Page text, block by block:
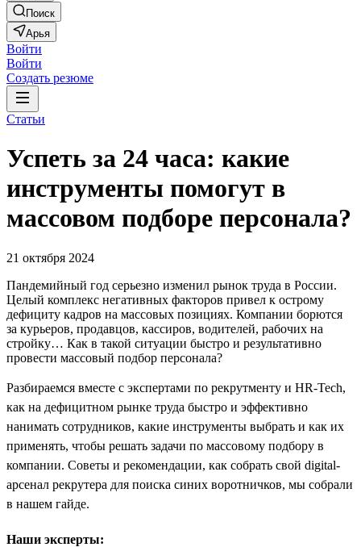
Поиск
Арья
Войти
Войти
Создать резюме
Статьи
Успеть за 24 часа: какие
инструменты помогут в
массовом подборе персонала?
21 октября 2024
Пандемийный год серьезно изменил рынок труда в России.
Целый комплекс негативных факторов привел к острому
дефициту кадров на массовых позициях. Компании борются
за курьеров, продавцов, кассиров, водителей, рабочих на
стройку… Как в такой ситуации быстро и результативно
провести массовый подбор персонала?
Разбираемся вместе с экспертами по рекрутменту и HR-Tech,
как на дефицитном рынке труда быстро и эффективно
нанимать сотрудников, какие инструменты выбрать и как их
применять, чтобы решать задачи по массовому подбору в
компании. Советы и рекомендации, как собрать свой digital-
арсенал рекрутера для поиска синих воротничков, мы собрали
в нашем гайде.
Наши эксперты: